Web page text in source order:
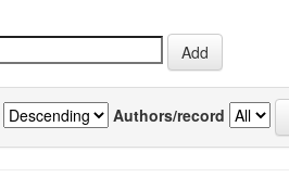
Authors/record